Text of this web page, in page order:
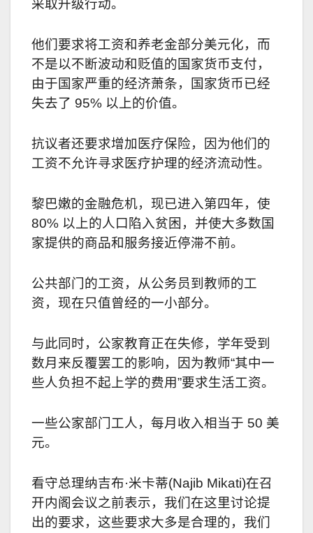
采取升级行动。
他们要求将工资和养老金部分美元化，而
不是以不断波动和贬值的国家货币支付，
由于国家严重的经济萧条，国家货币已经
失去了 95% 以上的价值。
抗议者还要求增加医疗保险，因为他们的
工资不允许寻求医疗护理的经济流动性。
黎巴嫩的金融危机，现已进入第四年，使
80% 以上的人口陷入贫困，并使大多数国
家提供的商品和服务接近停滞不前。
公共部门的工资，从公务员到教师的工
资，现在只值曾经的一小部分。
与此同时，公家教育正在失修，学年受到
数月来反覆罢工的影响，因为教师“其中一
些人负担不起上学的费用”要求生活工资。
一些公家部门工人，每月收入相当于 50 美
元。
看守总理纳吉布·米卡蒂(Najib Mikati)在召
开内阁会议之前表示，我们在这里讨论提
出的要求，这些要求大多是合理的，我们